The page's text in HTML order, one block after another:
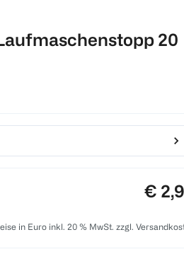
20
€
in Euro inkl. 20 % MwSt. zzgl.